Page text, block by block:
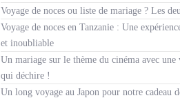
Voyage de noces ou liste de mariage ? Les
Voyage de noces en Tanzanie : Une
et inoubliable
Un mariage sur le thème du cinéma avec une
qui déchire !
Un long voyage au Japon pour notre cadeau